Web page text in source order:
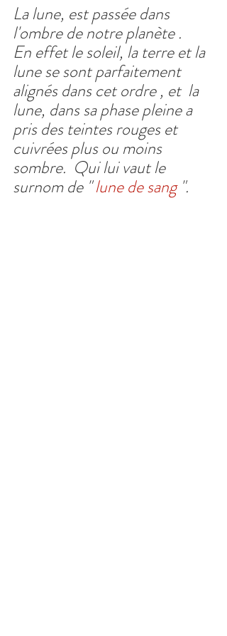
La lune, est passée dans
l'ombre de notre planète .
En effet le soleil, la terre et la
lune se sont parfaitement
alignés dans cet ordre , et  la
lune, dans sa phase pleine a
pris des teintes rouges et
cuivrées plus ou moins
sombre.  Qui lui vaut le
surnom de " lune de sang ".